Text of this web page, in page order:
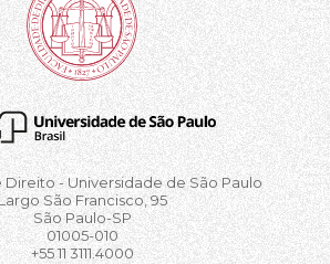
Direito - Universidade de São Paulo
São Francisco, 95
São Paulo-SP
01005-010
+55 11 3111.4000